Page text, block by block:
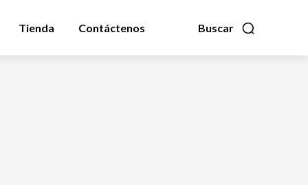
Buscar
Tienda Contáctenos